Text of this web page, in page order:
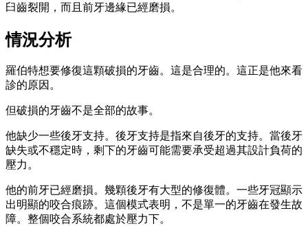
臼齒裂開，而且前牙邊緣已經磨損。
情況分析
羅伯特想要修復這顆破損的牙齒。這是合理的。這正是他來看
診的原因。
但破損的牙齒不是全部的故事。
他缺少一些後牙支持。後牙支持是指來自後牙的支持。當後牙
缺失或不穩定時，剩下的牙齒可能需要承受超過其設計負荷的
壓力。
他的前牙已經磨損。幾顆後牙有大型的修復體。一些牙冠顯示
出明顯的咬合痕跡。這個模式表明，不是單一的牙齒在發生故
障。整個咬合系統都處於壓力下。